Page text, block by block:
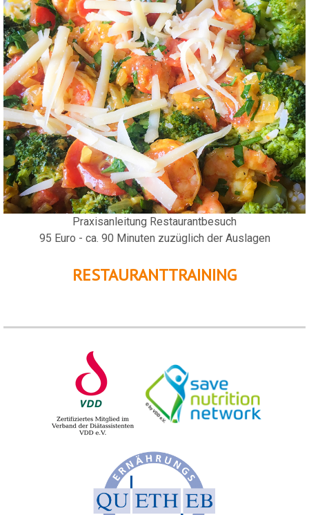
Praxisanleitung Restaurantbesuch
95 Euro - ca. 90 Minuten zuzüglich der Auslagen
RESTAURANTTRAINING